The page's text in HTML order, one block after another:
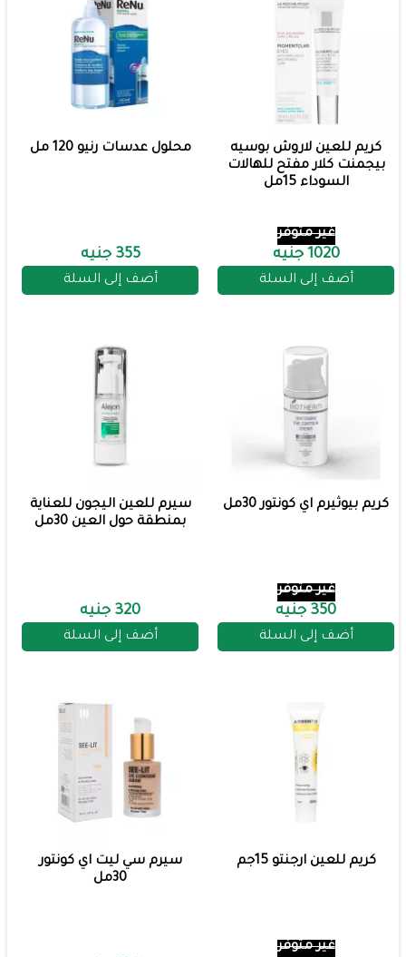
كريم للعين لاروش بوسيه
بيجمنت كلار مفتح للهالات
السوداء 15مل
غير متوفر
1020 جنيه
أضف إلى السلة
محلول عدسات رنيو 120 مل
355 جنيه
أضف إلى السلة
كريم بيوثيرم اي كونتور 30مل
غير متوفر
350 جنيه
أضف إلى السلة
سيرم للعين اليجون للعناية
بمنطقة حول العين 30مل
320 جنيه
أضف إلى السلة
كريم للعين ارجنتو 15جم
غير متوفر
سيرم سي ليت اي كونتور
30مل